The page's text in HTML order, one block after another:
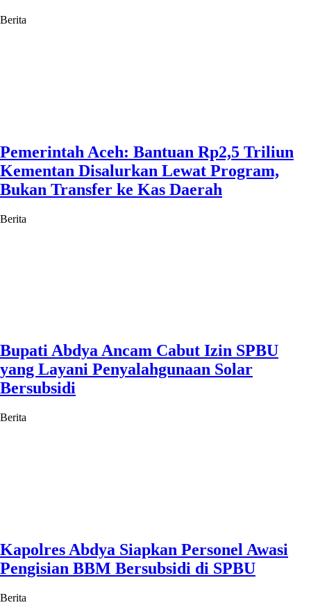
Berita
Pemerintah Aceh: Bantuan Rp2,5 Triliun
Kementan Disalurkan Lewat Program,
Bukan Transfer ke Kas Daerah
Berita
Bupati Abdya Ancam Cabut Izin SPBU
yang Layani Penyalahgunaan Solar
Bersubsidi
Berita
Kapolres Abdya Siapkan Personel Awasi
Pengisian BBM Bersubsidi di SPBU
Berita